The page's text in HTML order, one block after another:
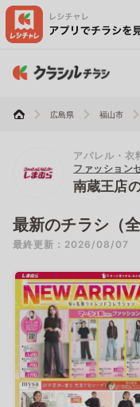
広島県 福山市
アパレル・衣
ファッション
南蔵王店
最新のチラシ（全
最終更新：2026/08/07